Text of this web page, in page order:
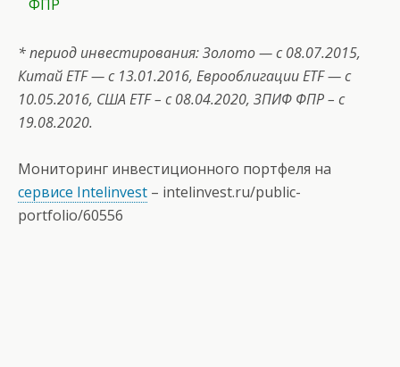
ФПР
* период инвестирования: Золото — с 08.07.2015,
Китай ETF — с 13.01.2016, Еврооблигации ETF — c
10.05.2016, США ETF– с 08.04.2020, ЗПИФ ФПР – с
19.08.2020.
Мониторинг инвестиционного портфеля на
сервисе Intelinvest – intelinvest.ru/public-
portfolio/60556